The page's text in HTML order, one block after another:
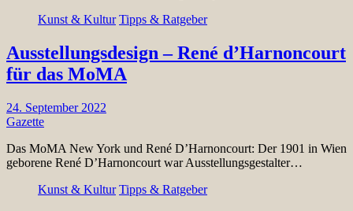
Kunst & Kultur Tipps & Ratgeber
Ausstellungsdesign – René d’Harnoncourt
für das MoMA
24. September 2022
Gazette
Das MoMA New York und René D’Harnoncourt: Der 1901 in Wien
geborene René D’Harnoncourt war Ausstellungsgestalter…
Kunst & Kultur Tipps & Ratgeber